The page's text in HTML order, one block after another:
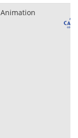
Animation